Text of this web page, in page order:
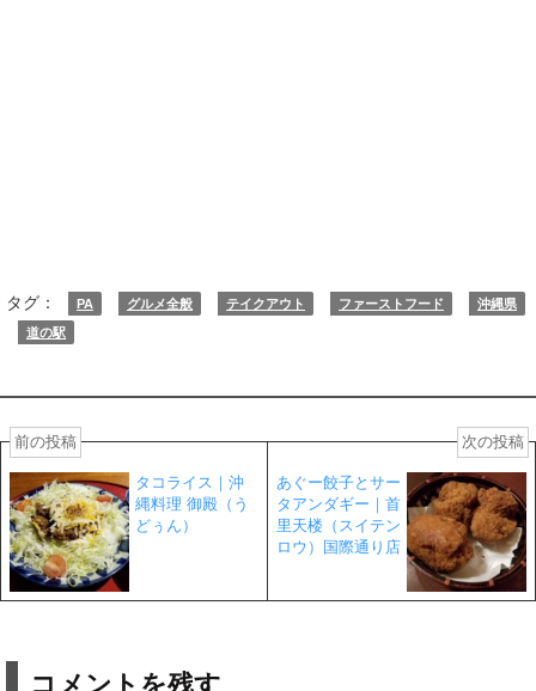
タグ： PA グルメ全般 テイクアウト ファーストフード
沖縄県
道の駅
前の投稿
タコライス｜沖
縄料理 御殿（う
どぅん）
次の投稿
あぐー餃子とサー
タアンダギー｜首
里天楼（スイテン
ロウ）国際通り店
コメントを残す